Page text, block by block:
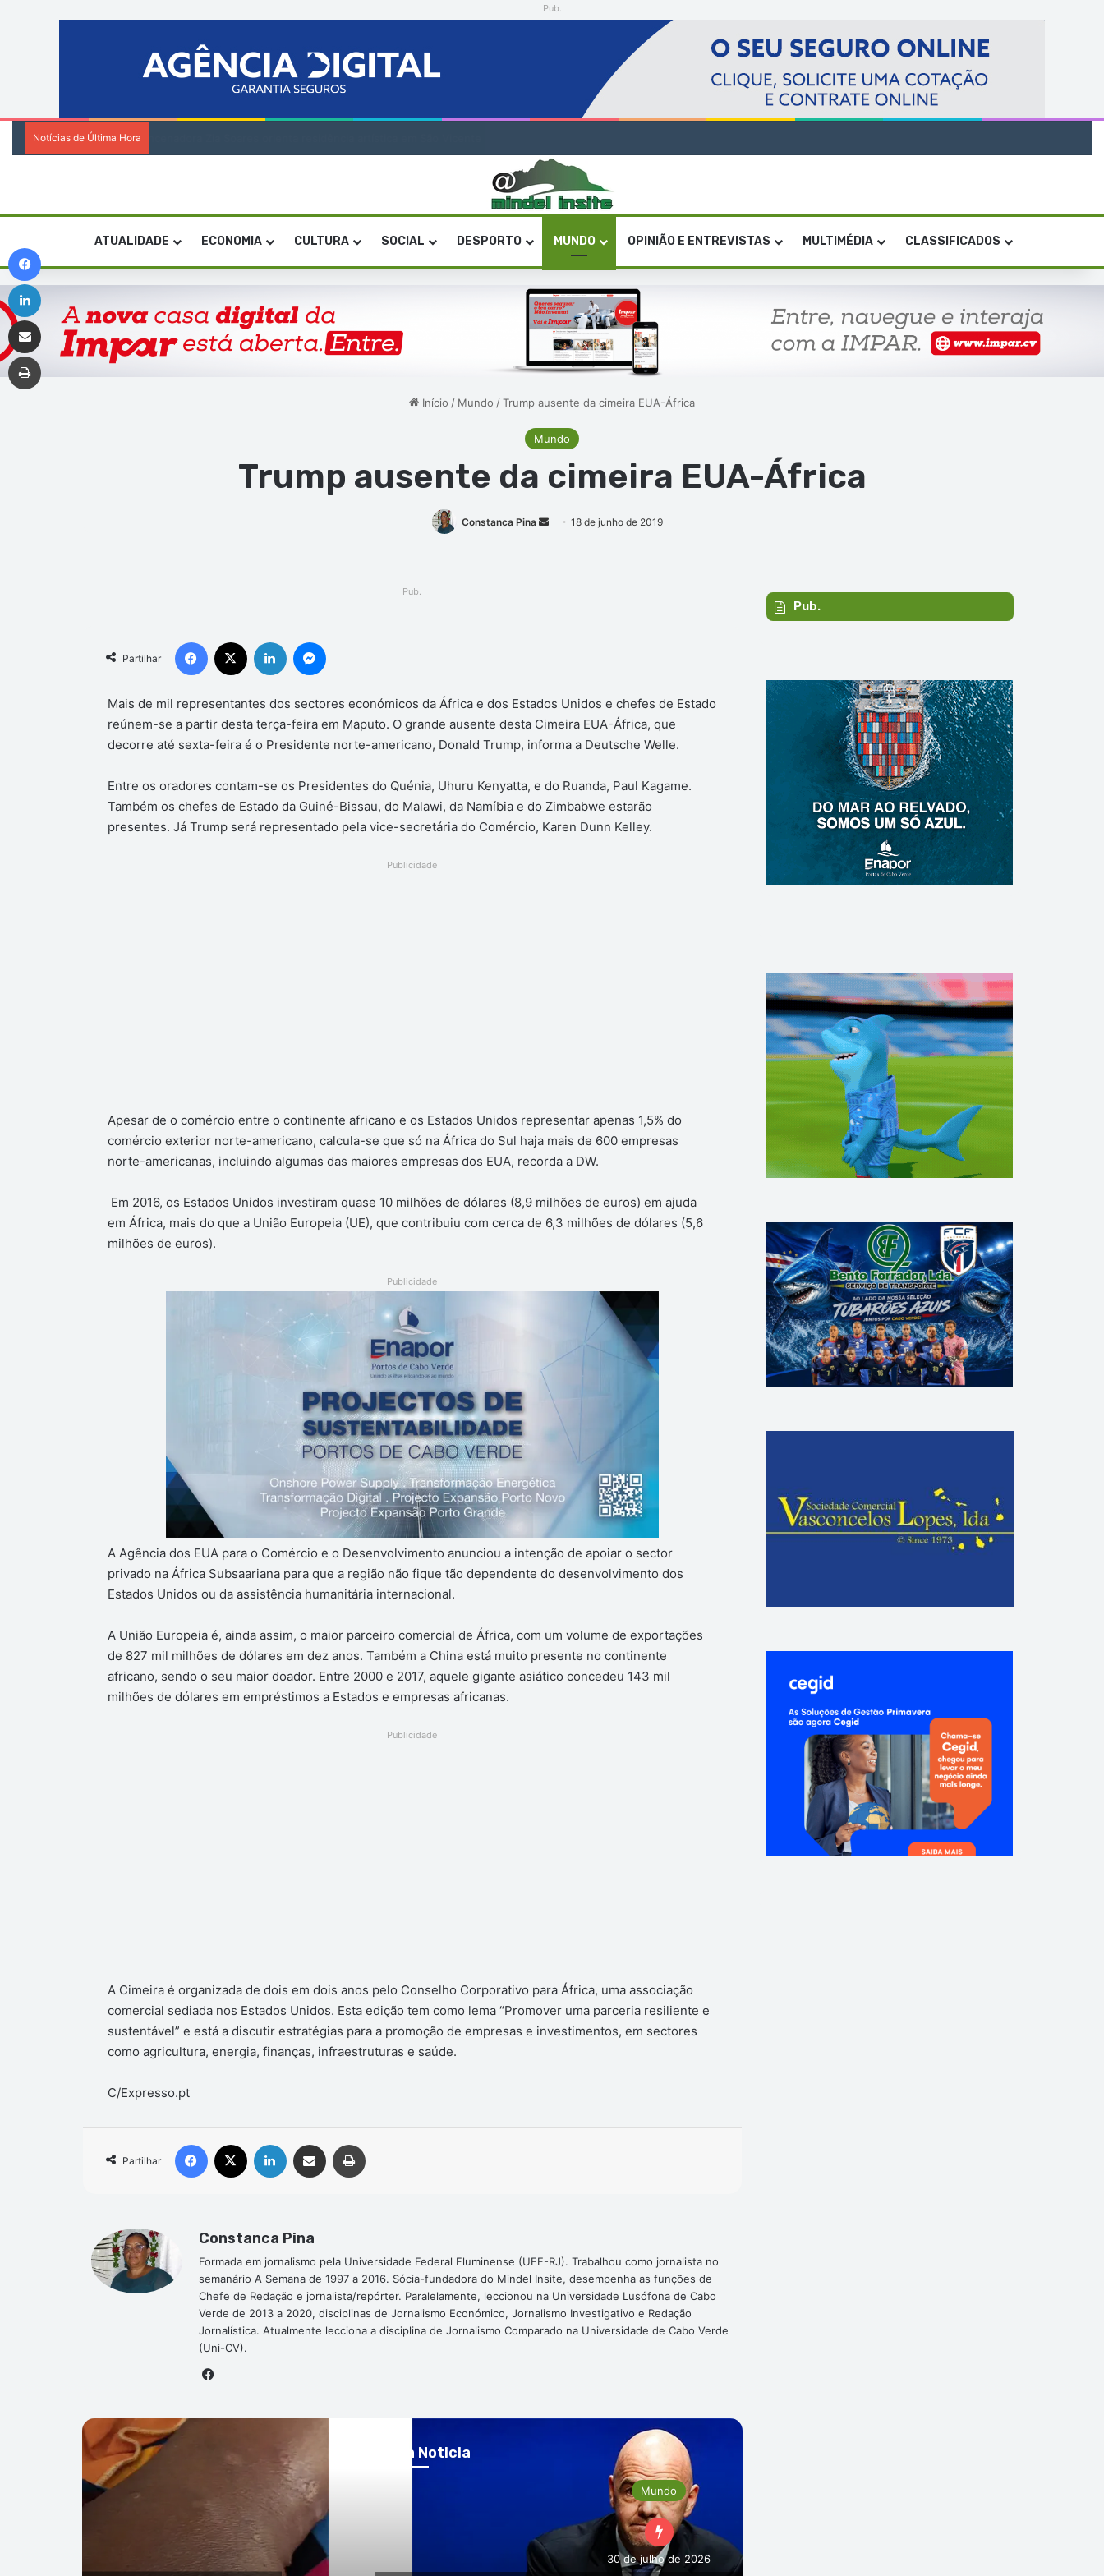
Pub.
Notícias de Última Hora
ATUALIDADE ECONOMIA CULTURA SOCIAL DESPORTO MUNDO OPINIÃO E ENTREVISTAS MULTIMÉDIA CLASSIFICADOS
Início / Mundo /Trump ausente da cimeira EUA-África
Mundo
Trump ausente da cimeira EUA-África
Constanca Pina
Mande18 de junho de 2019
Pub.
Partilhar
Facebook Linkedin
Mais de mil representantes dos sectores económicos da África e dos Estados Unidos e chefes de Estado
reúnem-se a partir desta terça-feira em Maputo. O grande ausente desta Cimeira EUA-África, que
decorre até sexta-feira é o Presidente norte-americano, Donald Trump, informa a Deutsche Welle.
Entre os oradores contam-se os Presidentes do Quénia, Uhuru Kenyatta, e do Ruanda, Paul Kagame.
Também os chefes de Estado da Guiné-Bissau, do Malawi, da Namíbia e do Zimbabwe estarão
presentes. Já Trump será representado pela vice-secretária do Comércio, Karen Dunn Kelley.
Publicidade
Apesar de o comércio entre o continente africano e os Estados Unidos representar apenas 1,5% do
comércio exterior norte-americano, calcula-se que só na África do Sul haja mais de 600 empresas
norte-americanas, incluindo algumas das maiores empresas dos EUA, recorda a DW.
Em 2016, os Estados Unidos investiram quase 10 milhões de dólares (8,9 milhões de euros) em ajuda
em África, mais do que a União Europeia (UE), que contribuiu com cerca de 6,3 milhões de dólares (5,6
milhões de euros).
Publicidade
A Agência dos EUA para o Comércio e o Desenvolvimento anunciou a intenção de apoiar o sector
privado na África Subsaariana para que a região não fique tão dependente do desenvolvimento dos
Estados Unidos ou da assistência humanitária internacional.
A União Europeia é, ainda assim, o maior parceiro comercial de África, com um volume de exportações
de 827 mil milhões de dólares em dez anos. Também a China está muito presente no continente
africano, sendo o seu maior doador. Entre 2000 e 2017, aquele gigante asiático concedeu 143 mil
milhões de dólares em empréstimos a Estados e empresas africanas.
Publicidade
A Cimeira é organizada de dois em dois anos pelo Conselho Corporativo para África, uma associação
comercial sediada nos Estados Unidos. Esta edição tem como lema “Promover uma parceria resiliente e
sustentável” e está a discutir estratégias para a promoção de empresas e investimentos, em sectores
como agricultura, energia, finanças, infraestruturas e saúde.
C/Expresso.pt
Partilhar
Facebook Linkedin Compartilhar via e-mail
Constanca Pina
Formada em jornalismo pela Universidade Federal Fluminense (UFF-RJ). Trabalhou como jornalista no
semanário A Semana de 1997 a 2016. Sócia-fundadora do Mindel Insite, desempenha as funções de
Chefe de Redação e jornalista/repórter. Paralelamente, leccionou na Universidade Lusófona de Cabo
Verde de 2013 a 2020, disciplinas de Jornalismo Económico, Jornalismo Investigativo e Redação
Jornalística. Atualmente lecciona a disciplina de Jornalismo Comparado na Universidade de Cabo Verde
(Uni-CV).
Próxima Noticia
Pub.
Linkedin
Imprimir